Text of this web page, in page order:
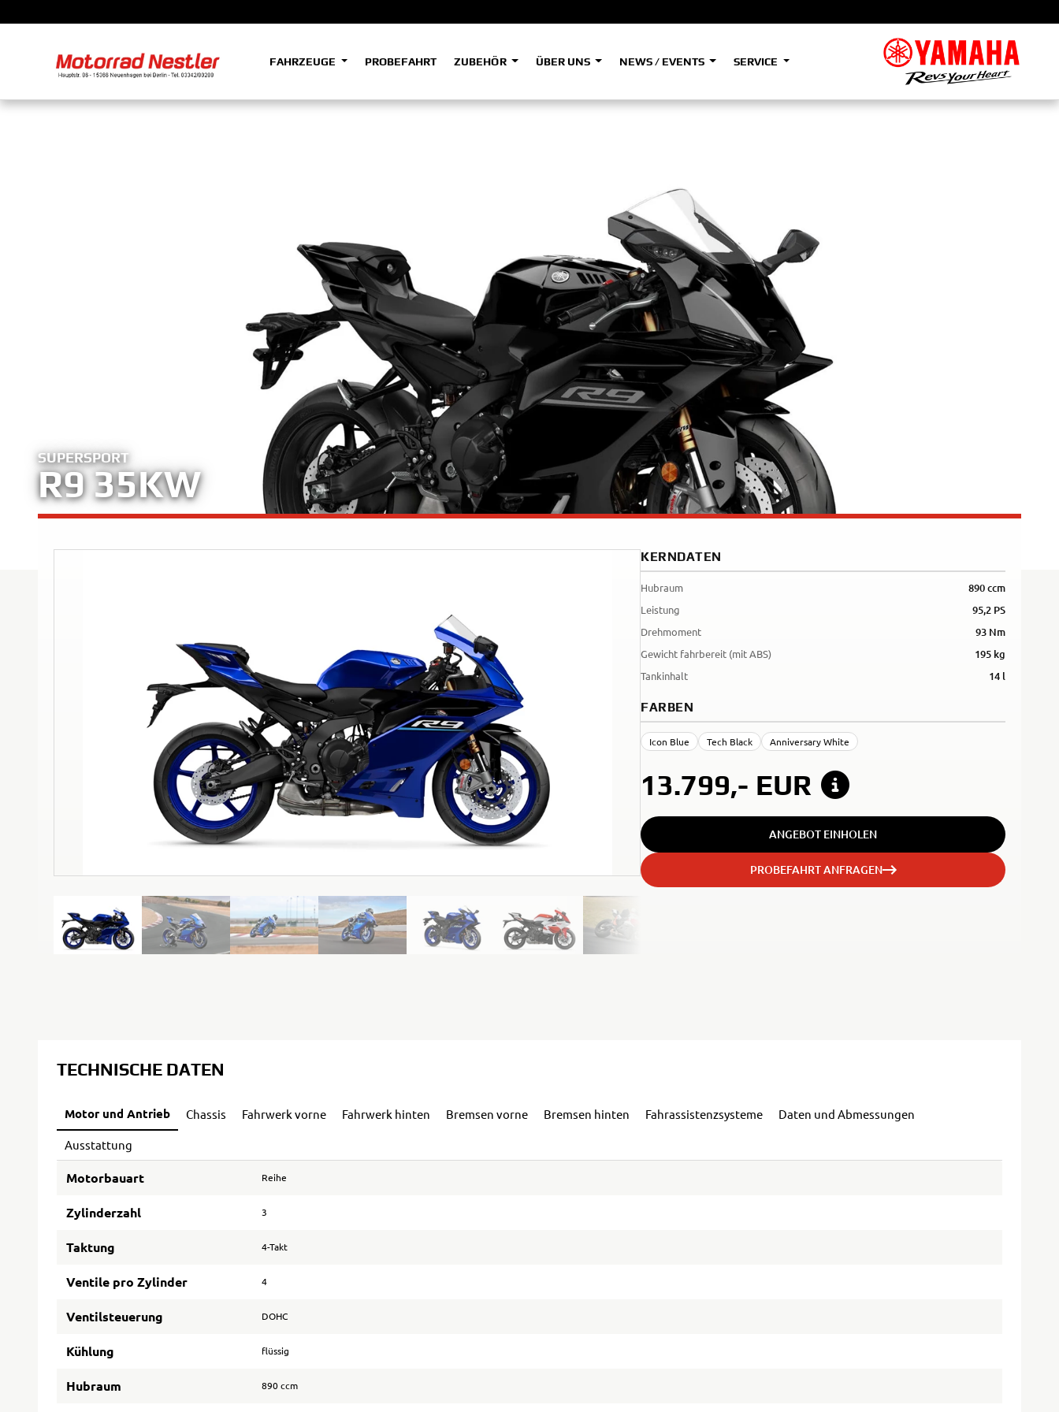
FAHRZEUGE
A2
Tenere
700
35kW
Tenere
700
Rally
Tenere
35kW
A
Tenere
700
World
Raid
WR125R
PROBEFAHRT ZUBEHÖR ÜBER UNS NEWS / EVENTS SERVICE
SUPERSPORT
R9 35KW
KERNDATEN
Hubraum 890 ccm
Leistung 95,2 PS
Drehmoment 93 Nm
Gewicht fahrbereit (mit ABS) 195 kg
Tankinhalt 14 l
FARBEN
Icon Blue Tech Black Anniversary White
13.799,- EUR
ANGEBOT EINHOLEN
PROBEFAHRT ANFRAGEN
TECHNISCHE DATEN
Motor und Antrieb Chassis Fahrwerk vorne Fahrwerk hinten Bremsen vorne Bremsen hinten Fahrassistenzsysteme Daten und Abmessungen
Ausstattung
Motorbauart Reihe
Zylinderzahl 3
Taktung 4-Takt
Ventile pro Zylinder 4
Ventilsteuerung DOHC
Kühlung flüssig
Hubraum 890 ccm